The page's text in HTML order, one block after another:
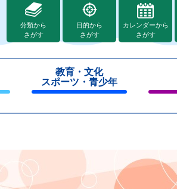
分類から
さがす
目的から
さがす
カレンダーから
さがす
教育・文化
スポーツ・青少年
じ
じ